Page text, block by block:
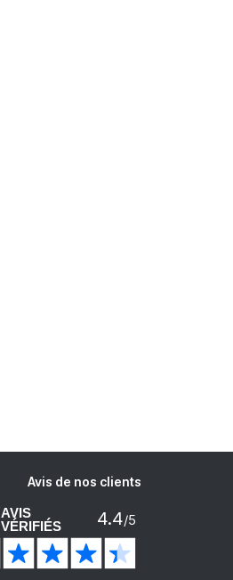
Avis de nos clients
AVIS
VÉRIFIÉS 4.4/5